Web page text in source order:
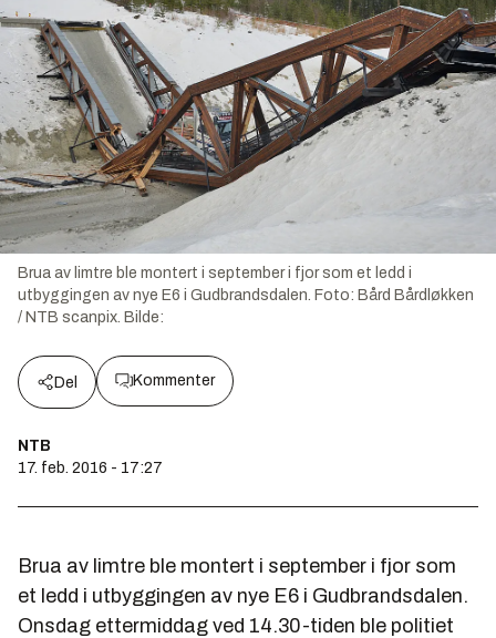
Brua av limtre ble montert i september i fjor som et ledd i
utbyggingen av nye E6 i Gudbrandsdalen. Foto: Bård Bårdløkken
/ NTB scanpix. Bilde:
Del Kommenter
NTB
17. feb. 2016 - 17:27
Brua av limtre ble montert i september i fjor som
et ledd i utbyggingen av nye E6 i Gudbrandsdalen.
Onsdag ettermiddag ved 14.30-tiden ble politiet